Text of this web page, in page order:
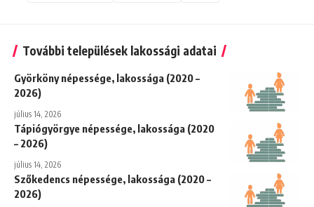
További települések lakossági adatai
Györköny népessége, lakossága (2020 –
2026)
július 14, 2026
Tápiógyörgye népessége, lakossága (2020
– 2026)
július 14, 2026
Szőkedencs népessége, lakossága (2020 –
2026)